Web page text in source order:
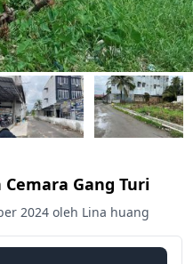
Cemara Gang Turi
2024 oleh Lina huang